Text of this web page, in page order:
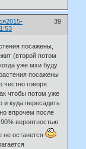
39
2015-
посажены,
(второй потом
уже мхи буду
посажены
честно говоря.
чтобы потом уже
и куда пересадить
впрочем после
вероятностью
не останется